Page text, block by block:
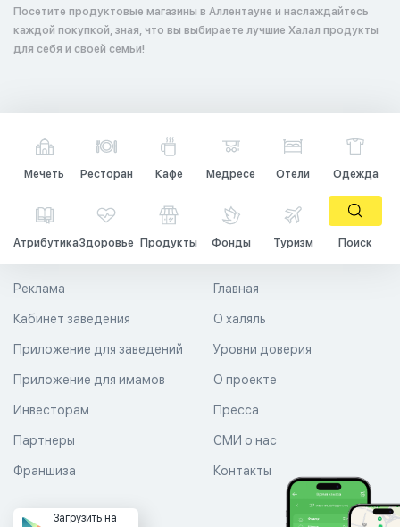
Посетите продуктовые магазины в Аллентауне и наслаждайтесь
каждой покупкой, зная, что вы выбираете лучшие Халал продукты
для себя и своей семьи!
Мечеть Ресторан Кафе Медресе Отели Одежда
АтрибутикаЗдоровье Продукты Фонды Туризм Поиск
Главная
О халяль
Уровни доверия
Реклама
Кабинет заведения
Приложение для заведений
Приложение для имамов О проекте
Пресса
СМИ о нас
Контакты
Инвесторам
Партнеры
Франшиза
Загрузить на